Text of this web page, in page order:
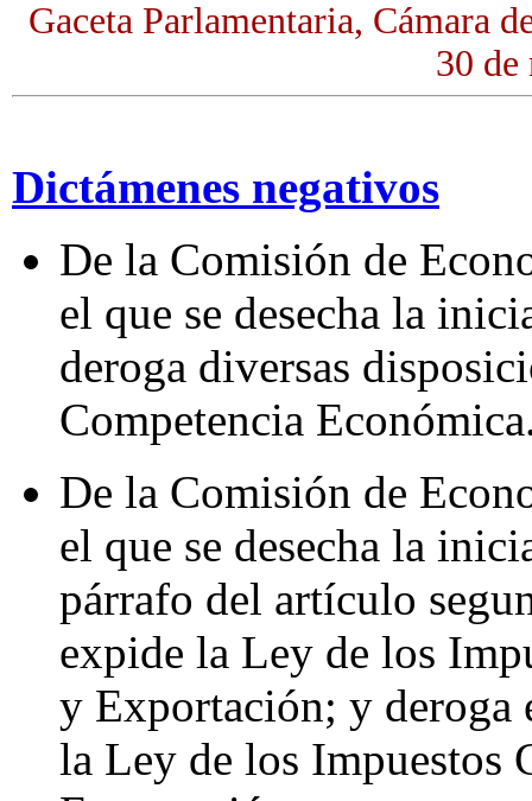
Gaceta Parlamentaria, Cámara
30 de
Dictámenes negativos
De la Comisión de
el que se desecha la
deroga diversas
Competencia
De la Comisión de
el que se desecha la
párrafo del artículo
expide la Ley de los
y Exportación; y deroga
la Ley de los Impuestos